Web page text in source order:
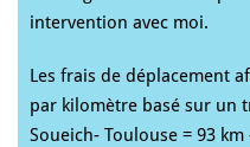
intervention avec moi.
Les frais de déplacement
par kilomètre basé sur un
Soueich- Toulouse = 93